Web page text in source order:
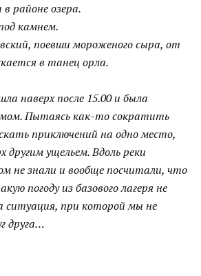
районе озера.
камнем.
поевши мороженого сыра, от
в танец орла.
наверх после 15.00 и была
Пытаясь как-то сократить
приключений на одно место,
другим ущельем. Вдоль реки
не знали и вообще посчитали, что
погоду из базового лагеря не
ситуация, при которой мы не
друга…